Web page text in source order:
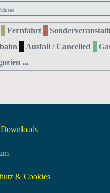
Fernfahrt
Ausfall / Cancelled
...
& Cookies